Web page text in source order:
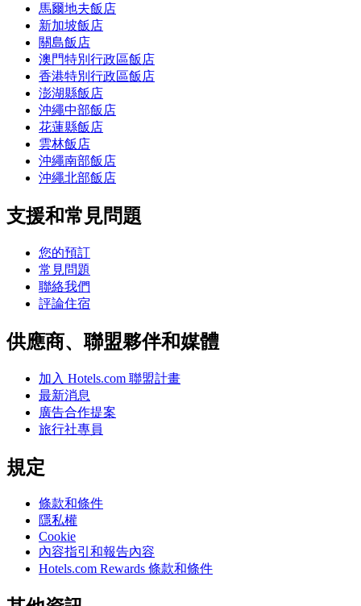
馬爾地夫飯店
新加坡飯店
關島飯店
澳門特別行政區飯店
香港特別行政區飯店
澎湖縣飯店
沖繩中部飯店
花蓮縣飯店
雲林飯店
沖繩南部飯店
沖繩北部飯店
支援和常見問題
您的預訂
常見問題
聯絡我們
評論住宿
供應商、聯盟夥伴和媒體
加入 Hotels.com 聯盟計畫
最新消息
廣告合作提案
旅行社專員
規定
條款和條件
隱私權
Cookie
內容指引和報告內容
Hotels.com Rewards 條款和條件